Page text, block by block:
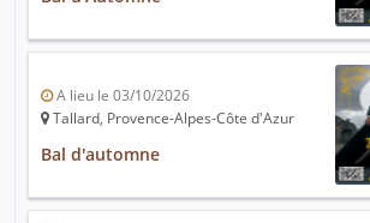
A lieu le 03/10/2026
Tallard, Provence-Alpes-Côte d'Azur
Bal d'automne